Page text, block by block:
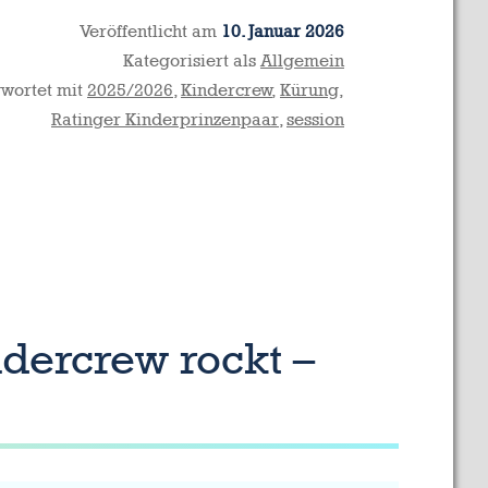
Veröffentlicht am 10. Januar 2026
Kategorisiert als Allgemein
mit 2025/2026,Kindercrew, Kürung,
Ratinger Kinderprinzenpaar,session
rockt –